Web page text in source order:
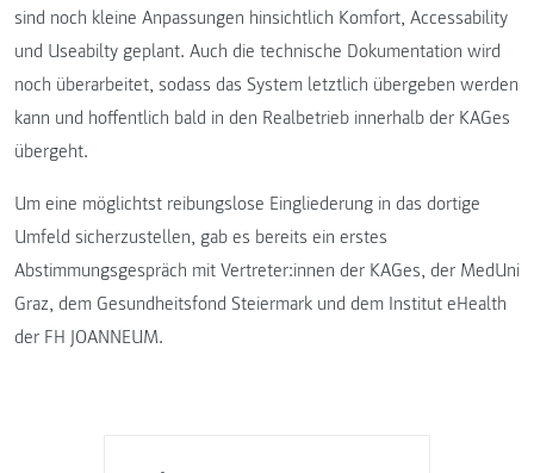
sind noch kleine Anpassungen hinsichtlich Komfort, Accessability
und Useabilty geplant. Auch die technische Dokumentation wird
noch überarbeitet, sodass das System letztlich übergeben werden
kann und hoffentlich bald in den Realbetrieb innerhalb der KAGes
übergeht.
Um eine möglichtst reibungslose Eingliederung in das dortige
Umfeld sicherzustellen, gab es bereits ein erstes
Abstimmungsgespräch mit Vertreter:innen der KAGes, der MedUni
Graz, dem Gesundheitsfond Steiermark und dem Institut eHealth
der FH JOANNEUM.